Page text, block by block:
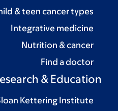
Child & teen cancer types
Integrative medicine
Nutrition & cancer
Find a doctor
Research & Education
Sloan Kettering Institute